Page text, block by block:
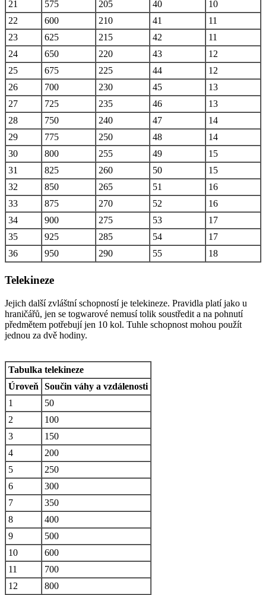
21 575 205 40
10
22
600 210 41
11
23
625 215 42
11
24
650 220 43
12
25
675 225 44
12
26
700 230 45
13
27
725 235 46
13
28
750 240 47
14
29
775 250 48
14
30
800 255 49
15
31
825 260 50
15
32
850 265 51
16
33
875 270 52
16
34
900 275 53
17
35
925 285 54
17
36
950 290 55 18
Telekineze
Jejich další zvláštní schopností je telekineze. Pravidla platí jako u
hraničářů, jen se togwarové nemusí tolik soustředit a na pohnutí
předmětem potřebují jen 10 kol. Tuhle schopnost mohou použít
jednou za dvě hodiny.
Tabulka telekineze
Úroveň
Součin váhy a vzdálenosti
1
50
2
100
3
150
4
200
5
250
6
300
7
350
8
400
9
500
10
600
11
700
12
800